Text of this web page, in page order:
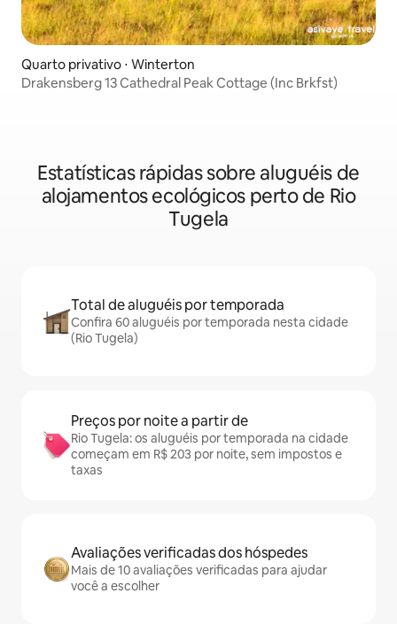
Quarto privativo ⋅ Winterton
Drakensberg 13 Cathedral Peak Cottage (Inc Brkfst)
Estatísticas rápidas sobre aluguéis de
alojamentos ecológicos perto de Rio
Tugela
Total de aluguéis por temporada
Confira 60 aluguéis por temporada nesta cidade
(Rio Tugela)
Preços por noite a partir de
Rio Tugela: os aluguéis por temporada na cidade
começam em R$ 203 por noite, sem impostos e
taxas
Avaliações verificadas dos hóspedes
Mais de 10 avaliações verificadas para ajudar
você a escolher